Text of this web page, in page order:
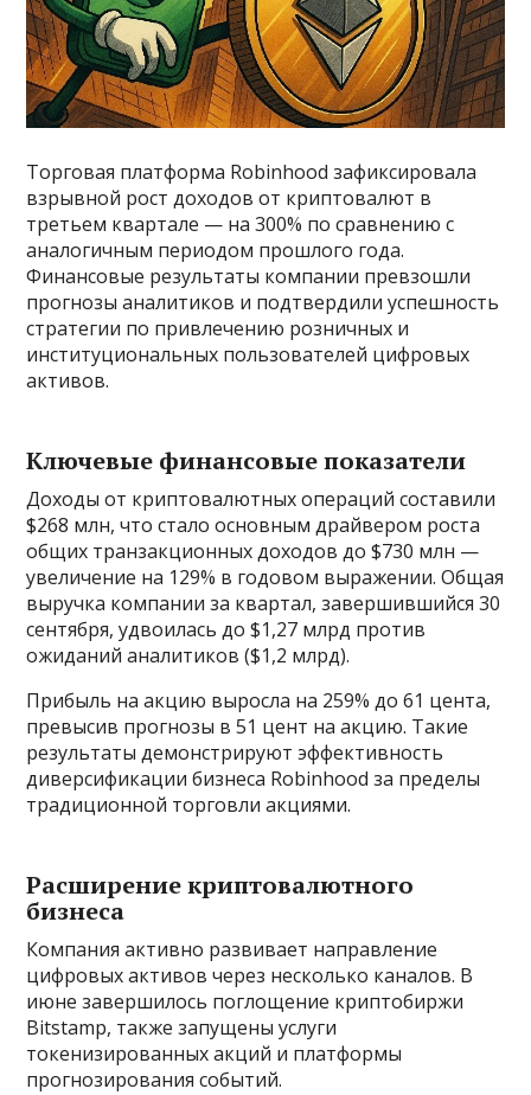
Торговая платформа Robinhood зафиксировала
взрывной рост доходов от криптовалют в
третьем квартале — на 300% по сравнению с
аналогичным периодом прошлого года.
Финансовые результаты компании превзошли
прогнозы аналитиков и подтвердили успешность
стратегии по привлечению розничных и
институциональных пользователей цифровых
активов.
Ключевые финансовые показатели
Доходы от криптовалютных операций составили
$268 млн, что стало основным драйвером роста
общих транзакционных доходов до $730 млн —
увеличение на 129% в годовом выражении. Общая
выручка компании за квартал, завершившийся 30
сентября, удвоилась до $1,27 млрд против
ожиданий аналитиков ($1,2 млрд).
Прибыль на акцию выросла на 259% до 61 цента,
превысив прогнозы в 51 цент на акцию. Такие
результаты демонстрируют эффективность
диверсификации бизнеса Robinhood за пределы
традиционной торговли акциями.
Расширение криптовалютного
бизнеса
Компания активно развивает направление
цифровых активов через несколько каналов. В
июне завершилось поглощение криптобиржи
Bitstamp, также запущены услуги
токенизированных акций и платформы
прогнозирования событий.